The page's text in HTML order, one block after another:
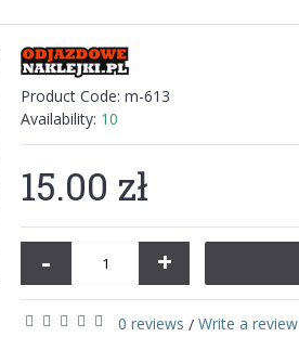
Product Code: m-613
Availability: 10
15.00 zł
- +
0 reviews / Write a review